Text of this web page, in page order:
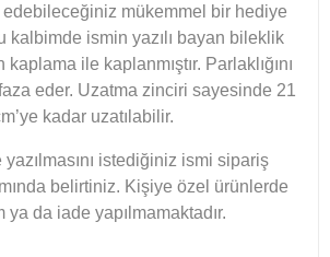
mükemmel bir hediye
kalbimde ismin yazılı bayan bileklik
kaplama ile kaplanmıştır. Parlaklığını
eder. Uzatma zinciri sayesinde 21
kadar uzatılabilir.
yazılmasını istediğiniz ismi sipariş
belirtiniz. Kişiye özel ürünlerde
ya da iade yapılmamaktadır.